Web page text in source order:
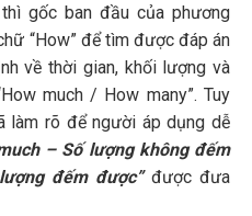
gốc ban đầu của phương
“How” để tìm được đáp án
về thời gian, khối lượng và
much / How many”. Tuy
làm rõ để người áp dụng dễ
– Số lượng không đếm
đếm được”được đưa